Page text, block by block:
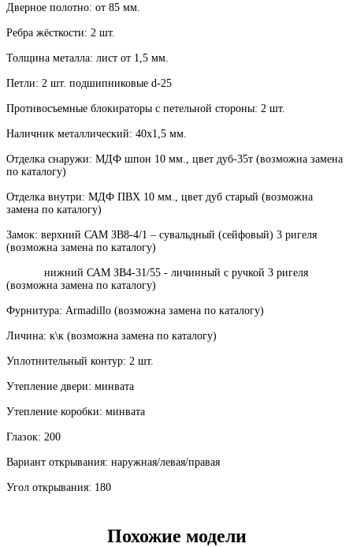
Дверное полотно: от 85 мм.
Ребра жёсткости: 2 шт.
Толщина металла: лист от 1,5 мм.
Петли: 2 шт. подшипниковые d-25
Противосъемные блокираторы с петельной стороны: 2 шт.
Наличник металлический: 40х1,5 мм.
Отделка снаружи: МДФ шпон 10 мм., цвет дуб-35т (возможна замена
по каталогу)
Отделка внутри: МДФ ПВХ 10 мм., цвет дуб старый (возможна
замена по каталогу)
Замок: верхний САМ ЗВ8-4/1 – сувальдный (сейфовый) 3 ригеля
(возможна замена по каталогу)
нижний САМ ЗВ4-31/55 - личинный с ручкой 3 ригеля
(возможна замена по каталогу)
Фурнитура: Armadillo (возможна замена по каталогу)
Личина: к\к (возможна замена по каталогу)
Уплотнительный контур: 2 шт.
Утепление двери: минвата
Утепление коробки: минвата
Глазок: 200
Вариант открывания: наружная/левая/правая
Угол открывания: 180
Похожие модели